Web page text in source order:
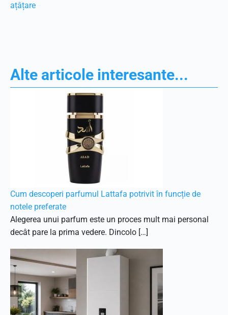
ațâțare
Alte articole interesante...
Cum descoperi parfumul Lattafa potrivit în funcție de
notele preferate
Alegerea unui parfum este un proces mult mai personal
decât pare la prima vedere. Dincolo […]